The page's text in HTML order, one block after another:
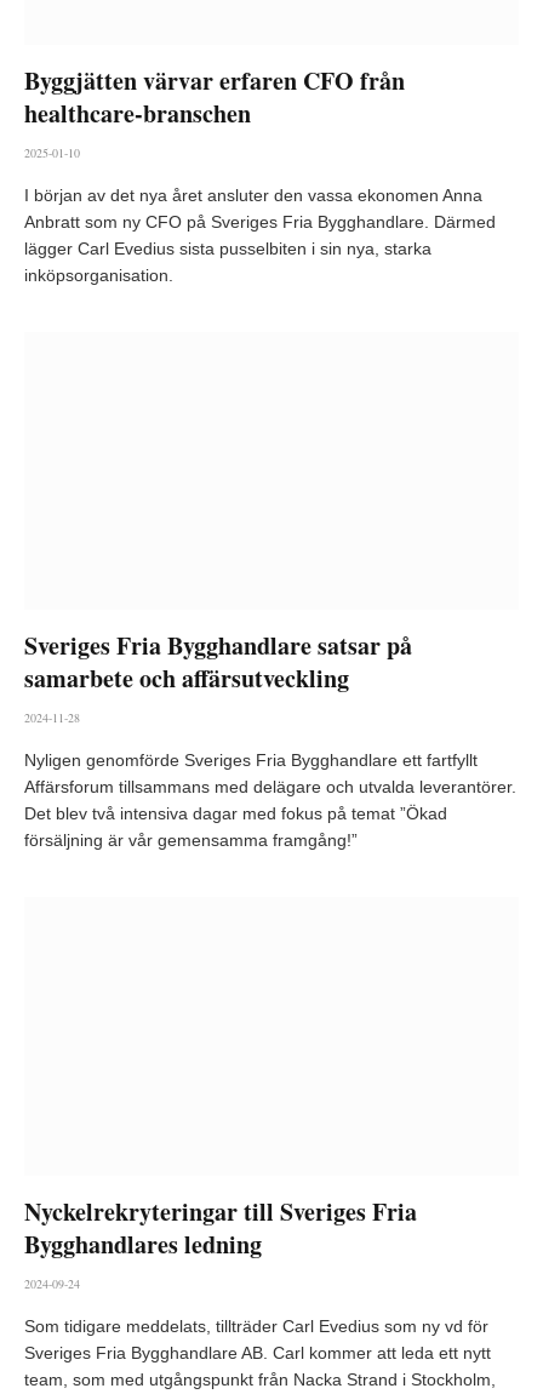
Byggjätten värvar erfaren CFO från
healthcare-branschen
2025-01-10
I början av det nya året ansluter den vassa ekonomen Anna
Anbratt som ny CFO på Sveriges Fria Bygghandlare. Därmed
lägger Carl Evedius sista pusselbiten i sin nya, starka
inköpsorganisation.
Sveriges Fria Bygghandlare satsar på
samarbete och affärsutveckling
2024-11-28
Nyligen genomförde Sveriges Fria Bygghandlare ett fartfyllt
Affärsforum tillsammans med delägare och utvalda leverantörer.
Det blev två intensiva dagar med fokus på temat ”Ökad
försäljning är vår gemensamma framgång!”
Nyckelrekryteringar till Sveriges Fria
Bygghandlares ledning
2024-09-24
Som tidigare meddelats, tillträder Carl Evedius som ny vd för
Sveriges Fria Bygghandlare AB. Carl kommer att leda ett nytt
team, som med utgångspunkt från Nacka Strand i Stockholm,